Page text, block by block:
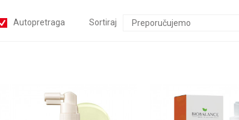
Autopretraga Sortiraj